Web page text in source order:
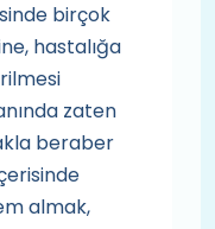
birçok
hastalığa
zaten
beraber
almak,